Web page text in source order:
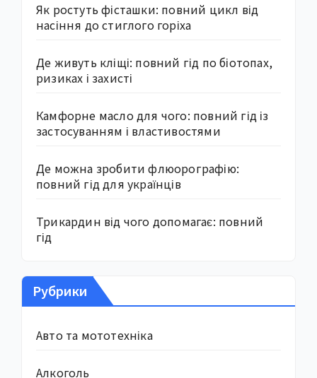
Як ростуть фісташки: повний цикл від
насіння до стиглого горіха
Де живуть кліщі: повний гід по біотопах,
ризиках і захисті
Камфорне масло для чого: повний гід із
застосуванням і властивостями
Де можна зробити флюорографію:
повний гід для українців
Трикардин від чого допомагає: повний
гід
Рубрики
Авто та мототехніка
Алкоголь